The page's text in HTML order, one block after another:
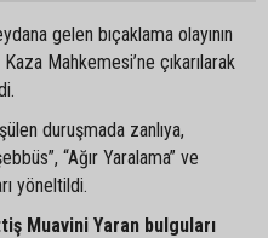
gelen bıçaklama olayının
Mahkemesi’ne çıkarılarak
duruşmada zanlıya,
“Ağır Yaralama” ve
yöneltildi.
Muavini Yaran bulguları